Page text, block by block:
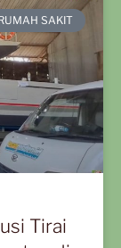
SAKIT
Tirai